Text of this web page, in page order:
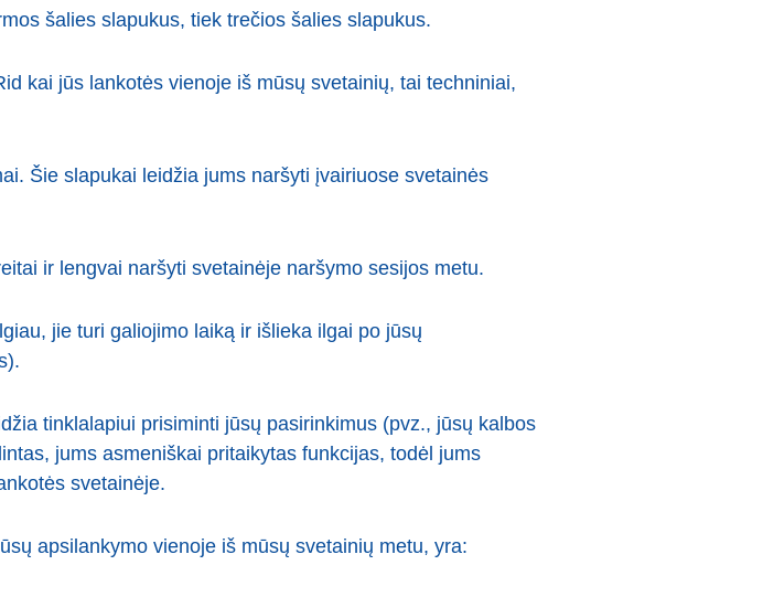
šalies slapukus, tiek trečios šalies slapukus.
kai jūs lankotės vienoje iš mūsų svetainių, tai techniniai,
Šie slapukai leidžia jums naršyti įvairiuose svetainės
ir lengvai naršyti svetainėje naršymo sesijos metu.
jie turi galiojimo laiką ir išlieka ilgai po jūsų
tinklalapiui prisiminti jūsų pasirinkimus (pvz., jūsų kalbos
jums asmeniškai pritaikytas funkcijas, todėl jums
svetainėje.
apsilankymo vienoje iš mūsų svetainių metu, yra: